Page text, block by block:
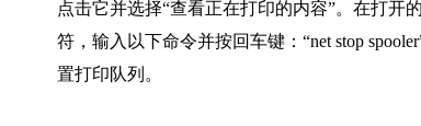
点击它并选择“查看正在打印的内容”。在打开
符，输入以下命令并按回车键：“net stop
置打印队列。